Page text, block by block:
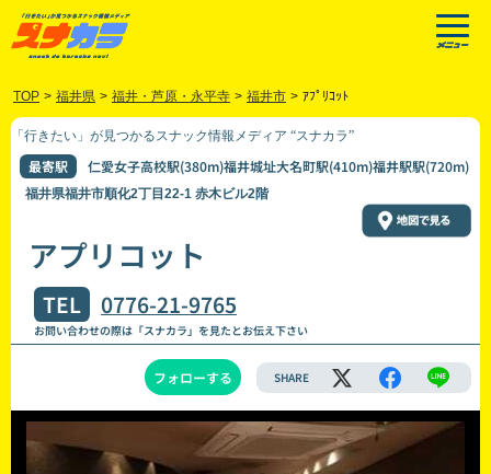
TOP > 福井県 > 福井・芦原・永平寺 > 福井市 > ｱﾌﾟﾘｺｯﾄ
「行きたい」が見つかるスナック情報メディア “スナカラ”
最寄駅 仁愛女子高校駅(380m)福井城址大名町駅(410m)福井駅駅(720m)
福井県福井市順化2丁目22‐1 赤木ビル2階
アプリコット
TEL 0776-21-9765
お問い合わせの際は「スナカラ」を見たとお伝え下さい
フォローする SHARE